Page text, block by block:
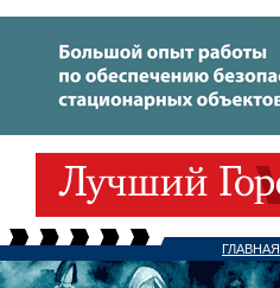
ГЛАВНАЯ